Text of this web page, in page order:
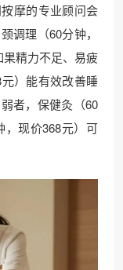
摩的专业顾问会
调理（60分钟，
精力不足、易疲
元）能有效改善睡
者，保健灸（60
，现价368元）可